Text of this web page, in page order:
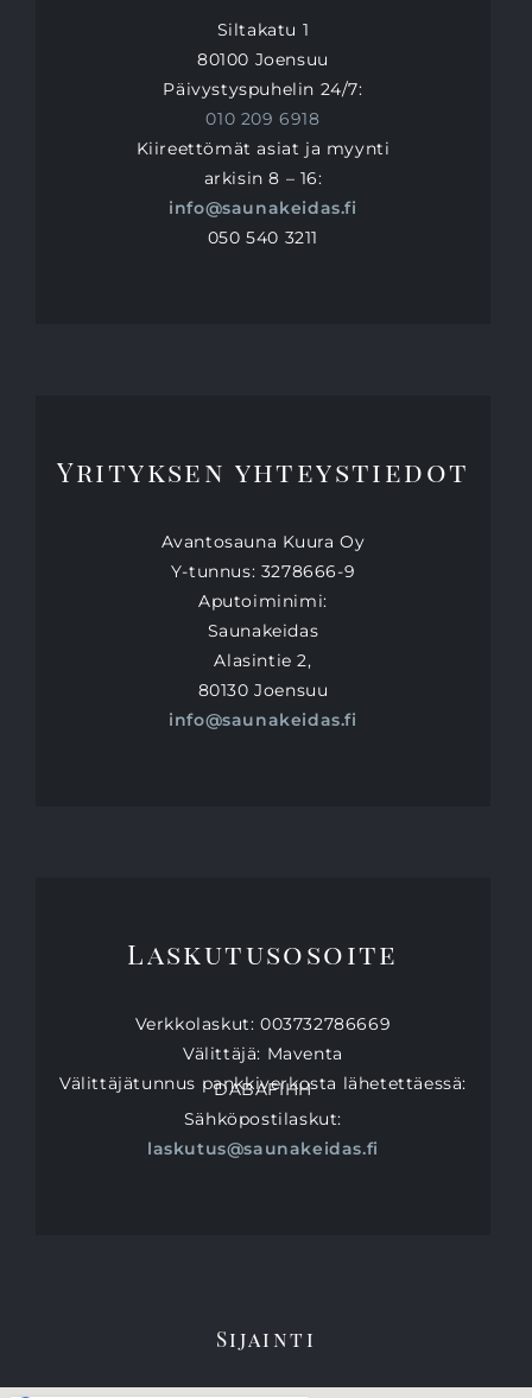
Siltakatu 1
80100 Joensuu
Päivystyspuhelin 24/7:
010 209 6918
Kiireettömät asiat ja myynti
arkisin 8 – 16:
info@saunakeidas.fi
050 540 3211
Yrityksen yhteystiedot
Avantosauna Kuura Oy
Y-tunnus: 3278666-9
Aputoiminimi:
Saunakeidas
Alasintie 2,
80130 Joensuu
info@saunakeidas.fi
Laskutusosoite
Verkkolaskut: 003732786669
Välittäjä: Maventa
Välittäjätunnus pankkiverkosta lähetettäessä:
DABAFIHH
Sähköpostilaskut:
laskutus@saunakeidas.fi
Sijainti